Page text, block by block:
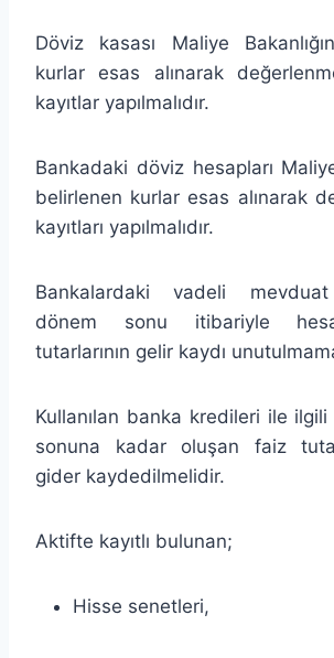
Döviz kasası Maliye
kurlar esas alınarak
kayıtlar yapılmalıdır.
Bankadaki döviz hesapları
belirlenen kurlar esas alınarak
kayıtları yapılmalıdır.
Bankalardaki vadeli mevduat
dönem sonu itibariyle
tutarlarının gelir kaydı
Kullanılan banka kredileri ile
sonuna kadar oluşan faiz
gider kaydedilmelidir.
Aktifte kayıtlı bulunan;
Hisse senetleri,